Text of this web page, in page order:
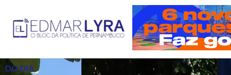
DO DIA